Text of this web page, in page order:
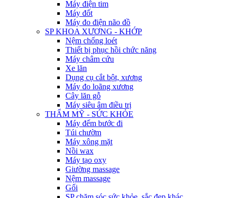
Máy điện tim
Máy đốt
Máy đo điện não đồ
SP KHOA XƯƠNG - KHỚP
Nệm chống loét
Thiết bị phục hồi chức năng
Máy châm cứu
Xe lăn
Dụng cụ cắt bột, xương
Máy đo loãng xương
Cây lăn gỗ
Máy siêu âm điều trị
THẨM MỸ - SỨC KHỎE
Máy đếm bước đi
Túi chườm
Máy xông mặt
Nồi wax
Máy tạo oxy
Giường massage
Nệm massage
Gối